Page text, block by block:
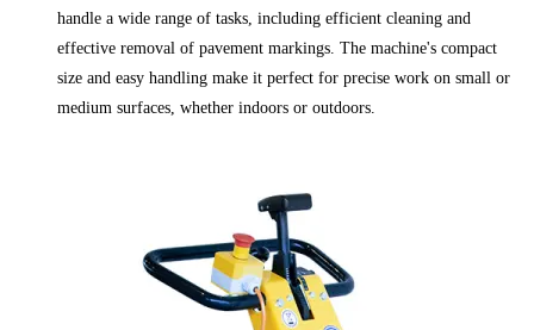
handle a wide range of tasks, including efficient cleaning and
effective removal of pavement markings. The machine's compact
size and easy handling make it perfect for precise work on small or
medium surfaces, whether indoors or outdoors.